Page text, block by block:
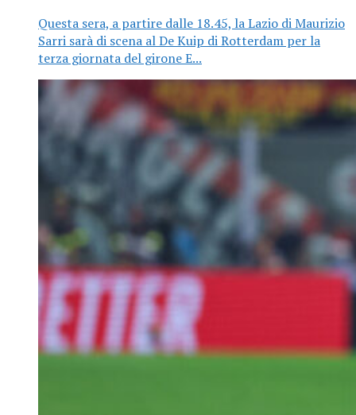
Questa sera, a partire dalle 18.45, la Lazio di Maurizio
Sarri sarà di scena al De Kuip di Rotterdam per la
terza giornata del girone E...